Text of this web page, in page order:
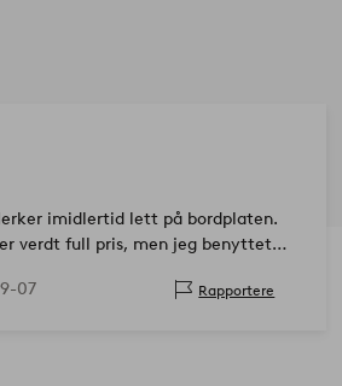
imidlertid lett på bordplaten.
verdt full pris, men jeg benyttet
07 Rapportere